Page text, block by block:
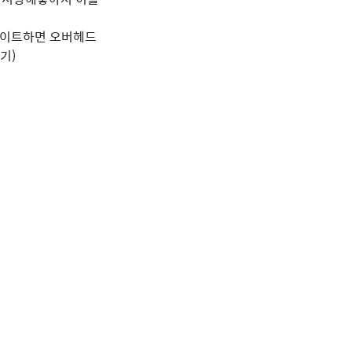
트하면 오버헤드
)